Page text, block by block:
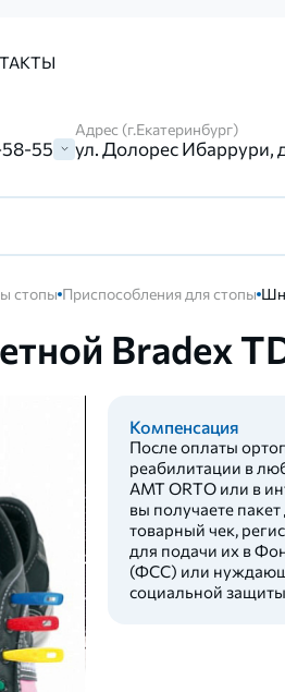
55
Адрес (г.Екатеринбург)
ул. Долорес Ибаррури,
стопы Приспособления для стопы
Bradex
Компенсация
После оплаты
реабилитации в
AMT ORTO или в
вы получаете
товарный чек,
для подачи их в
(ФСС) или
социальной